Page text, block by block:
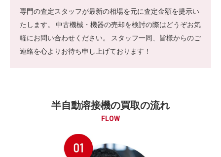
専門の査定スタッフが最新の相場を元に査定金額を提示い
たします。 中古機械・機器の売却を検討の際はどうぞお気
軽にお問い合わせください。 スタッフ一同、皆様からのご
連絡を心よりお待ち申し上げております！
半自動溶接機の買取の流れ
FLOW